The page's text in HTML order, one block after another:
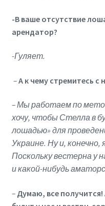
-В ваше отсутствие
арендатор?
-Гуляет.
–А к чему стремитесь с
– Мы работаем по
хочу, чтобы Стелла в
лошадью» для
Украине. Ну и, конечно,
Поскольку вестерна у
и какой-нибудь
– Думаю, все получится!